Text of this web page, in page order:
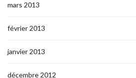
mars 2013
février 2013
janvier 2013
décembre 2012